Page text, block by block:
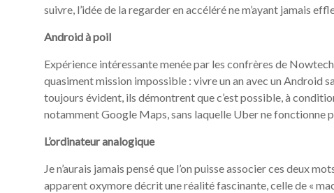
suivre, l’idée de la regarder en accéléré ne m’ayant jamais
Android à poil
Expérience intéressante menée par les confrères de
quasiment mission impossible : vivre un an avec un Android
toujours évident, ils démontrent que c’est possible, à
notamment Google Maps, sans laquelle Uber ne fonctionne
L’ordinateur analogique
Je n’aurais jamais pensé que l’on puisse associer ces deux
apparent oxymore décrit une réalité fascinante, celle de «